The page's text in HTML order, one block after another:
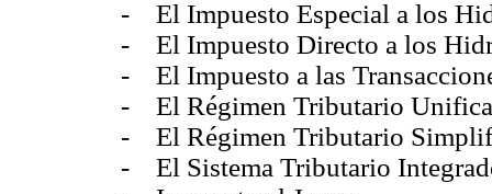
- El Impuesto Especial a los
- El Impuesto Directo a los
- El Impuesto a las
- El Régimen Tributario
- El Régimen Tributario
- El Sistema Tributario